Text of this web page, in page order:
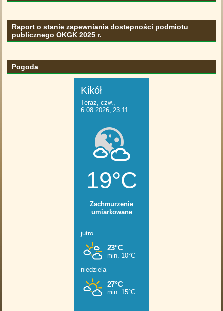
Raport o stanie zapewniania dostepności podmiotu
publicznego OKGK 2025 r.
Pogoda